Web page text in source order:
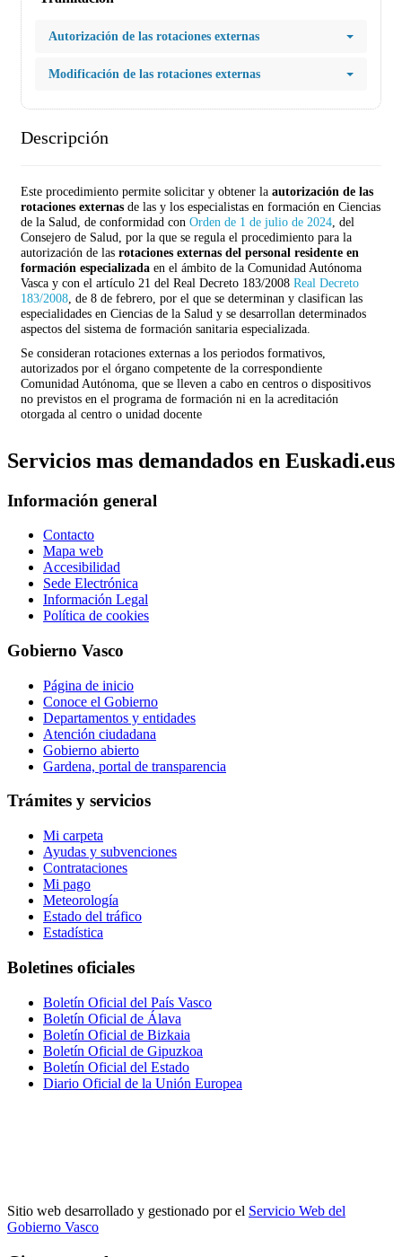
Autorización de las rotaciones externas
Modificación de las rotaciones externas
Descripción
Este procedimiento permite solicitar y obtener la autorización de las
rotaciones externas de las y los especialistas en formación en Ciencias
de la Salud, de conformidad con Orden de 1 de julio de 2024 , del
Consejero de Salud, por la que se regula el procedimiento para la
autorización de las rotaciones externas del personal residente en
formación especializada en el ámbito de la Comunidad Autónoma
Vasca y con el artículo 21 del Real Decreto 183/2008 Real Decreto
183/2008 , de 8 de febrero, por el que se determinan y clasifican las
especialidades en Ciencias de la Salud y se desarrollan determinados
aspectos del sistema de formación sanitaria especializada.
Se consideran rotaciones externas a los periodos formativos,
autorizados por el órgano competente de la correspondiente
Comunidad Autónoma, que se lleven a cabo en centros o dispositivos
no previstos en el programa de formación ni en la acreditación
otorgada al centro o unidad docente
Servicios mas demandados en Euskadi.eus
Información general
Contacto
Mapa web
Accesibilidad
Sede Electrónica
Información Legal
Política de cookies
Gobierno Vasco
Página de inicio
Conoce el Gobierno
Departamentos y entidades
Atención ciudadana
Gobierno abierto
Gardena, portal de transparencia
Trámites y servicios
Mi carpeta
Ayudas y subvenciones
Contrataciones
Mi pago
Meteorología
Estado del tráfico
Estadística
Boletines oficiales
Boletín Oficial del País Vasco
Boletín Oficial de Álava
Boletín Oficial de Bizkaia
Boletín Oficial de Gipuzkoa
Boletín Oficial del Estado
Diario Oficial de la Unión Europea
Sitio web desarrollado y gestionado por el Servicio Web del
Gobierno Vasco